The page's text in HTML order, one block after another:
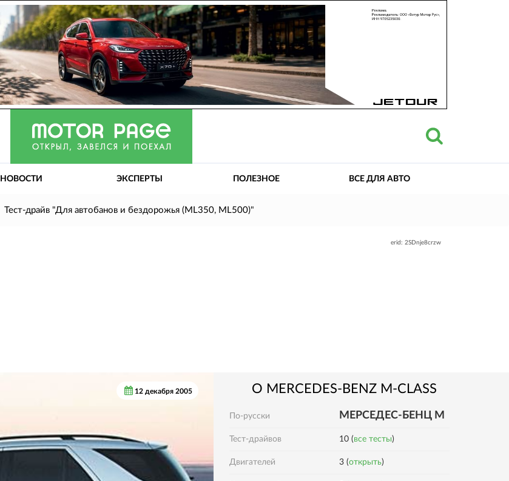
НОВОСТИ ЭКСПЕРТЫ ПОЛЕЗНОЕ ВСЕ ДЛЯ АВТО
Тест-драйв "Для автобанов и бездорожья (ML350, ML500)"
erid: 2SDnje8crzw
12 декабря 2005 О MERCEDES-BENZ M-CLASS
По-русски MЕРСЕДЕС-БЕНЦ М
Тест-драйвов 10 (все тесты)
Двигателей 3 (открыть)